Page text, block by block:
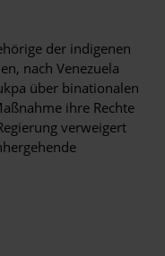
der indigenen
nach Venezuela
über binationalen
ihre Rechte
verweigert